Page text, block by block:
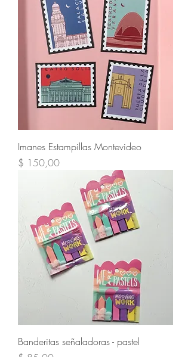
Imanes Estampillas Montevideo
Precio
$ 150,00
Banderitas señaladoras - pastel